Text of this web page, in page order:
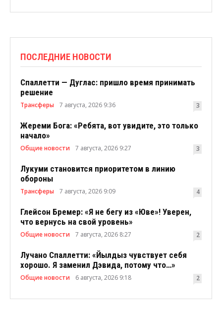
ПОСЛЕДНИЕ НОВОСТИ
Спаллетти — Дуглас: пришло время принимать
решение
Трансферы 7 августа, 2026 9:36 3
Жереми Бога: «Ребята, вот увидите, это только
начало»
Общие новости 7 августа, 2026 9:27 3
Лукуми становится приоритетом в линию
обороны
Трансферы 7 августа, 2026 9:09 4
Глейсон Бремер: «Я не бегу из «Юве»! Уверен,
что вернусь на свой уровень»
Общие новости 7 августа, 2026 8:27 2
Лучано Спаллетти: «Йылдыз чувствует себя
хорошо. Я заменил Дэвида, потому что…»
Общие новости 6 августа, 2026 9:18 2